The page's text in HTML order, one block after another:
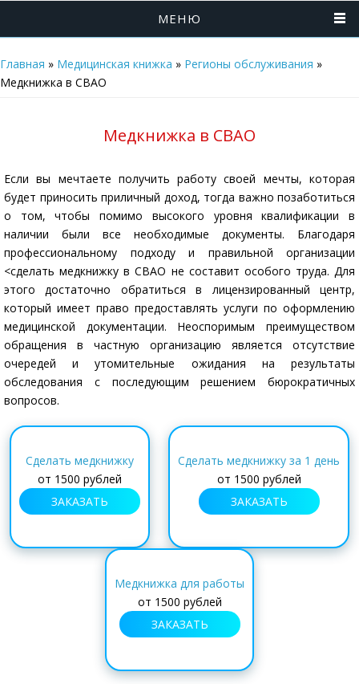
МЕНЮ
Главная » Медицинская книжка » Регионы обслуживания »
Медкнижка в СВАО
Медкнижка в СВАО
Если вы мечтаете получить работу своей мечты, которая
будет приносить приличный доход, тогда важно позаботиться
о том, чтобы помимо высокого уровня квалификации в
наличии были все необходимые документы. Благодаря
профессиональному подходу и правильной организации
<сделать медкнижку в СВАО не составит особого труда. Для
этого достаточно обратиться в лицензированный центр,
который имеет право предоставлять услуги по оформлению
медицинской документации. Неоспоримым преимуществом
обращения в частную организацию является отсутствие
очередей и утомительные ожидания на результаты
обследования с последующим решением бюрократичных
вопросов.
Сделать медкнижку
от 1500 рублей
ЗАКАЗАТЬ
Сделать медкнижку за 1 день
от 1500 рублей
ЗАКАЗАТЬ
Медкнижка для работы
от 1500 рублей
ЗАКАЗАТЬ